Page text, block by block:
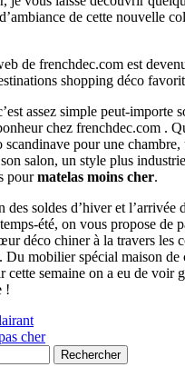
de cette nouvelle
de frenchdec.com est
shopping déco
assez simple peut-importe
chez frenchdec.com .
scandinave pour une chambre,
salon, un style plus
pourmatelas moins cher.
des soldes d’hiver et l’arrivée
été, on vous propose de
déco chiner à la travers les
. Du mobilier spécial maison de
cette semaine on a eu de voir
!
cher